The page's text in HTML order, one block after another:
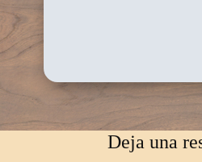
Deja una